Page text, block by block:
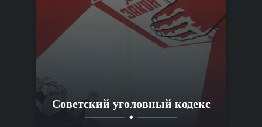
Cоветский уголовный кодекс